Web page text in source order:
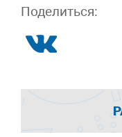
Поделиться: